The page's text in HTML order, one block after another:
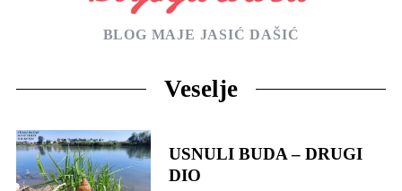
BLOG MAJE JASIĆ DAŠIĆ
Veselje
USNULI BUDA – DRUGI
DIO